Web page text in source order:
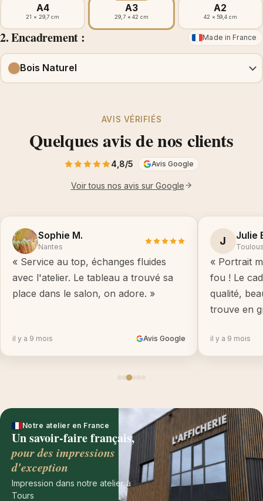
A4
21 × 29,7 cm
A3
29,7 × 42 cm
A2
42 × 59,4 cm
2. Encadrement : Made in France
Bois Naturel
AVIS VÉRIFIÉS
Quelques avis de nos clients
4,8/5 Avis Google
Voir tous nos avis sur Google
Sophie M.
Nantes
« Service au top, échanges fluides
avec l'atelier. Le tableau a trouvé sa
place dans le salon, on adore. »
il y a 9 mois Avis Google
J Julie
« Portrait
fou ! Le
qualité,
trouve en
il y a 9 mois
Notre atelier en France
Un savoir-faire français,
pour des impressions
d'exception
Impression dans notre atelier à
Tours